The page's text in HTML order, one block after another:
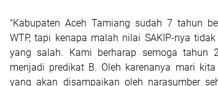
"Kabupaten Aceh Tamiang sudah 7 tahun
WTP, tapi kenapa malah nilai SAKIP-nya
yang salah. Kami berharap semoga tahun
menjadi predikat B. Oleh karenanya mari
yang akan disampaikan oleh narasumber